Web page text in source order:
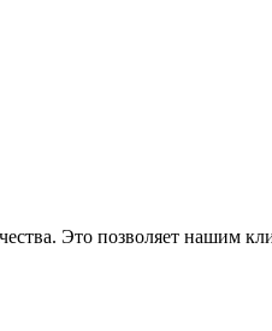
Это позволяет нашим